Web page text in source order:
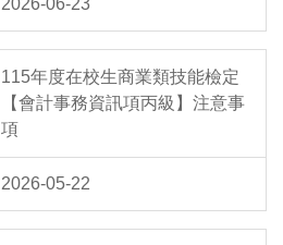
115年度在校生商業類技能檢定
【會計事務資訊項丙級】注意事
項
2026-05-22